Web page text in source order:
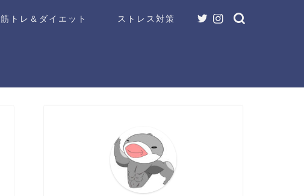
筋トレ＆ダイエット ストレス対策